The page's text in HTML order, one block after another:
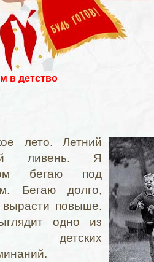
в детство
лето. Летний
ливень. Я
бегаю под
Бегаю долго,
вырасти повыше.
одно из
детских